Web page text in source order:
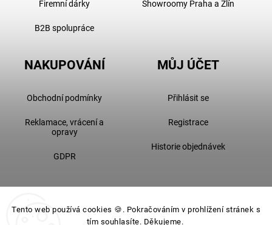
Tento web používá cookies 🍪. Pokračováním v prohlížení stránek s
tím souhlasíte. Děkujeme.
Firemní dárky
B2B spolupráce
Showroomy Praha a Zlín
NAKUPOVÁNÍ
Obchodní podmínky
Reklamace, vrácení a
opravy
GDPR
MŮJ ÚČET
Přihlásit se
Registrace
Historie objednávek